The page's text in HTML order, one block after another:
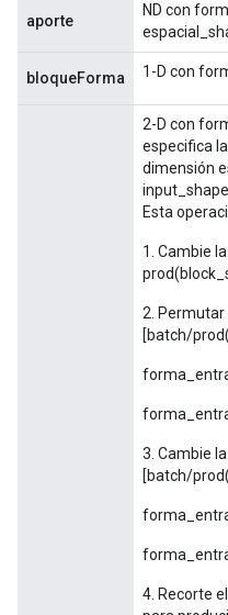
aporte
ND con
bloqueForma 1-D con
2-D con
especifica
dimensión
Esta
1. Cambie
2.
[batch/
3. Cambie
[batch/
4. Recorte